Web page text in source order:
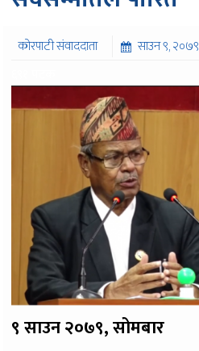
कोरपाटी संवाददाता साउन ९, २०७९
९ साउन २०७९, सोमबार